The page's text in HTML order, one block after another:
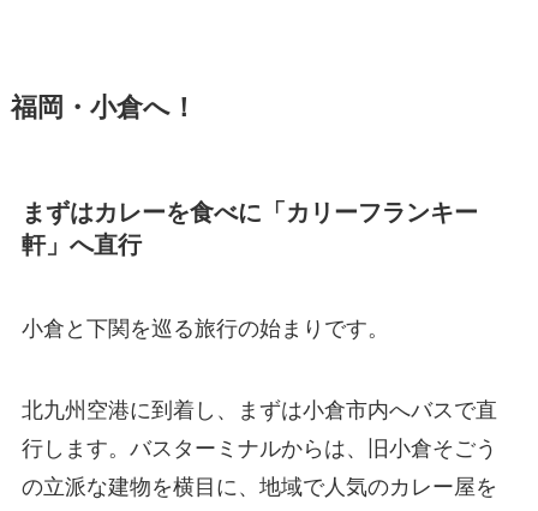
福岡・小倉へ！
まずはカレーを食べに「カリーフランキー
軒」へ直行
小倉と下関を巡る旅行の始まりです。
北九州空港に到着し、まずは小倉市内へバスで直
行します。バスターミナルからは、旧小倉そごう
の立派な建物を横目に、地域で人気のカレー屋を